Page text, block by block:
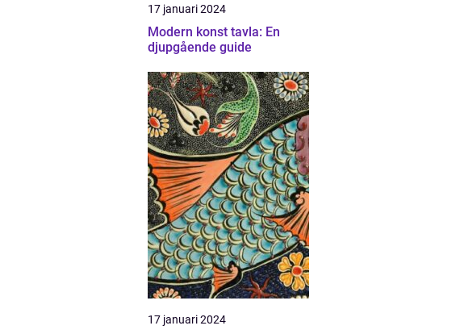
17 januari 2024
Modern konst tavla: En
djupgående guide
17 januari 2024